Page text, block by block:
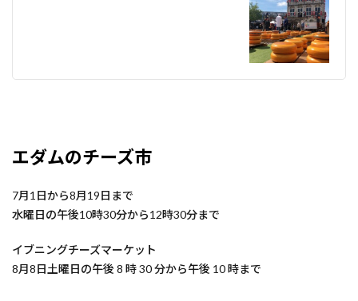
エダムのチーズ市
7月1日から8月19日まで
水曜日の午後10時30分から12時30分まで
イブニングチーズマーケット
8月8日土曜日の午後 8 時 30 分から午後 10 時まで